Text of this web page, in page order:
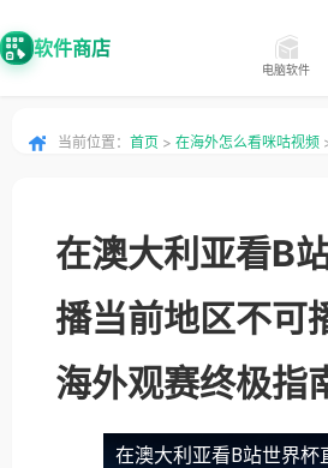
软件商店
电脑软件
当前位置： 首页 > 在海外怎么看咪咕视频
在澳大利亚看B
播当前地区不可
海外观赛终极指
在澳大利亚看B站世界杯